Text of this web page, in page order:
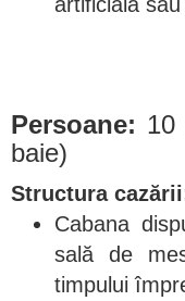
Persoane: 10
baie)
Structura
Cabana
sală de
timpului